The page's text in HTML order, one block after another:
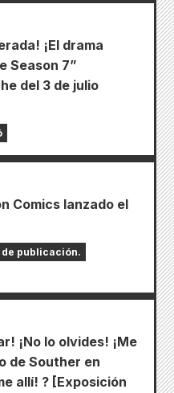
¡El drama
Season 7”
del 3 de julio
Comics lanzado el
publicación.
¡No lo olvides! ¡Me
de Souther en
allí! ? [Exposición